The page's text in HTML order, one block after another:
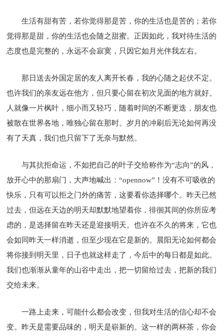
生活有甜有苦，若你觉得那是苦，你的生活也是苦的；若你
觉得那是甜，你的生活也会随之甜蜜。正因如此，我对待生活的
态度也是完整的，永远不会寂寞，只因它如月光伴我左右。
那日送去外国定居的友人离开长春，我的心随之起伏不定。
也许我们的亲友远在他方，但只要心留在初次见面的地方就好。
人就像一片枫叶，细小而又轻巧，随着时间的不断更迭，朋友也
被散在世界各地，唯独心留在那时。岁月的冲刷后无论如何再没
有了天真，我们也只留下了无奈与默然。
与其抗拒命运，不如把自己的叶子交给称作为“志向”的风，
放开心中的那扇门，大声地喊出：“opennow”！没有不可吸收的
快乐，只有可以拒之门外的痛苦，这要看你选择哪个。昨天已然
过去，但远在天边的明天却默默地望着你，徘徊其间的你所应考
虑的，是选择留在昨天还是迎接明天。也许在不久的将来，它也
会如同昨天一样消逝，但至少现在它是新的。晨阳无论如何都会
将你接到明天里，日子也就这样走了，今后中的每日都是如此。
我们也渐渐从童年的山谷中走出，把一切留给过去，把新的我们
交给未来。
一路上走来，可能什么都会改变，但我对生活的信心却不会
变。昨天是需要品味的，明天是崭新的。这一样的两杯茶，你会